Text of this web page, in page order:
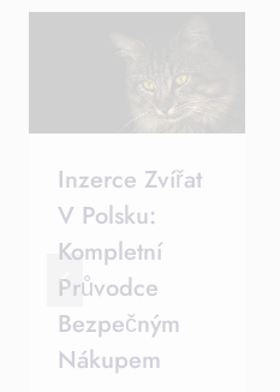
Inzerce Zvířat
V Polsku:
Kompletní
Průvodce
Bezpečným
Nákupem